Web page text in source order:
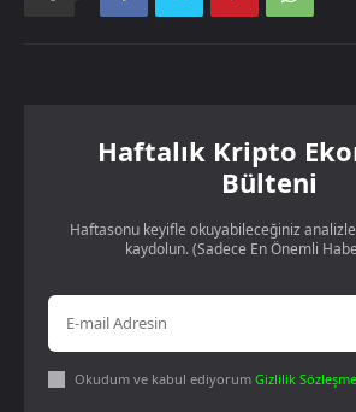
Haftalık Kripto
Bülteni
Haftasonu keyifle okuyabileceğiniz
kaydolun. (Sadece En Önemli
Okudum ve kabul ediyorum Gizlilik